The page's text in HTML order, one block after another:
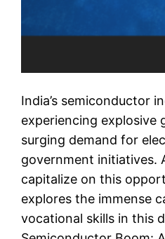
India’s semiconductor
experiencing explosive
surging demand for
government initiatives.
capitalize on this
explores the immense
vocational skills in this